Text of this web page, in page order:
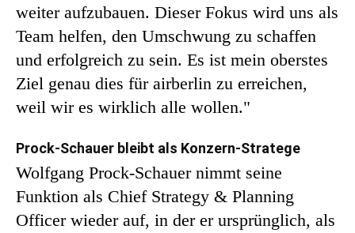
weiter aufzubauen. Dieser Fokus wird uns als
Team helfen, den Umschwung zu schaffen
und erfolgreich zu sein. Es ist mein oberstes
Ziel genau dies für airberlin zu erreichen,
weil wir es wirklich alle wollen."
Prock-Schauer bleibt als Konzern-Stratege
Wolfgang Prock-Schauer nimmt seine
Funktion als Chief Strategy & Planning
Officer wieder auf, in der er ursprünglich, als